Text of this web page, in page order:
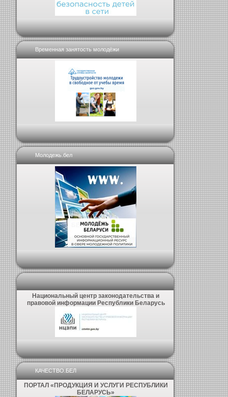
Временная занятость молодёжи
Молодежь.бел
Национальный центр законодательства и
правовой информации Республики Беларусь
КАЧЕСТВО.БЕЛ
ПОРТАЛ «ПРОДУКЦИЯ И УСЛУГИ РЕСПУБЛИКИ
БЕЛАРУСЬ»